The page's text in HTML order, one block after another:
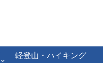
軽登山・ハイキング